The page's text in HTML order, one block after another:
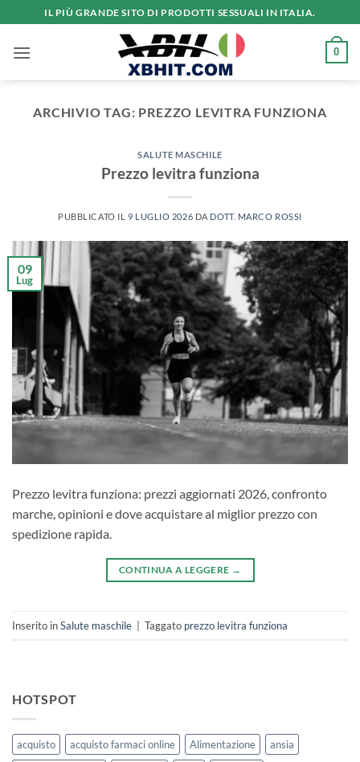
ai
contenuti
IL PIÙ GRANDE SITO DI PRODOTTI SESSUALI IN ITALIA.
0
ARCHIVIO TAG: PREZZO LEVITRA FUNZIONA
SALUTE MASCHILE
Prezzo levitra funziona
PUBBLICATO IL 9 LUGLIO 2026 DA DOTT. MARCO ROSSI
09
Lug
Prezzo levitra funziona: prezzi aggiornati 2026, confronto
marche, opinioni e dove acquistare al miglior prezzo con
spedizione rapida.
CONTINUA A LEGGERE →
Inserito inSalute maschile Taggato prezzo levitra funziona
HOTSPOT
acquisto acquisto farmaci online Alimentazione
ansia